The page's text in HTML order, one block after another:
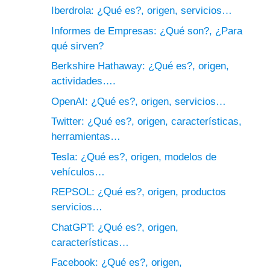
Iberdrola: ¿Qué es?, origen, servicios…
Informes de Empresas: ¿Qué son?, ¿Para
qué sirven?
Berkshire Hathaway: ¿Qué es?, origen,
actividades….
OpenAI: ¿Qué es?, origen, servicios…
Twitter: ¿Qué es?, origen, características,
herramientas…
Tesla: ¿Qué es?, origen, modelos de
vehículos…
REPSOL: ¿Qué es?, origen, productos
servicios…
ChatGPT: ¿Qué es?, origen,
características…
Facebook: ¿Qué es?, origen,